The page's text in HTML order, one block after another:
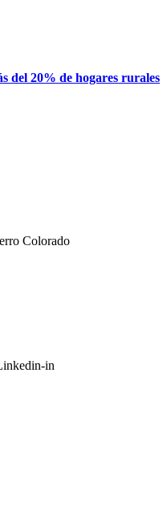
del 20% de hogares rurales
Colorado
in